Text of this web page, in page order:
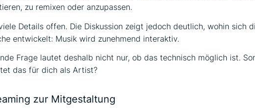
zu remixen oder anzupassen.
Details offen. Die Diskussion zeigt jedoch deutlich, wohin sich
entwickelt: Musik wird zunehmend interaktiv.
Frage lautet deshalb nicht nur, ob das technisch möglich ist.
das für dich als Artist?
zur Mitgestaltung